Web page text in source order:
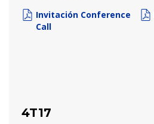
Invitación Conference
Call
4T17